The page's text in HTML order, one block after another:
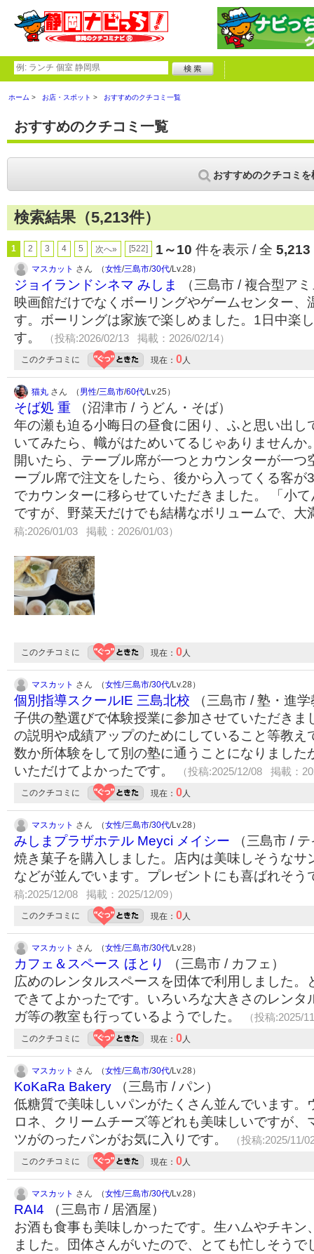
ホーム お店・スポット おすすめのクチコミ一覧
おすすめのクチコミ一覧
おすすめのクチコミを
検索結果（5,213件）
1 2 3 4 5 次へ» [522] 1～10 件を表示 / 全 5,213
マスカット さん （女性/三島市/30代/Lv.28）
ジョイランドシネマ みしま
（三島市 / 複合型ア
映画館だけでなくボーリングやゲームセンター、
す。ボーリングは家族で楽しめました。1日中楽
す。
（投稿:2026/02/13 掲載：2026/02/14）
このクチコミに 現在： 0人
猫丸 さん （ 男性/三島市/60代/Lv.25）
そば処 重 （沼津市 / うどん・そば）
年の瀬も迫る小晦日の昼食に困り、ふと思い出し
いてみたら、幟がはためいてるじゃありませんか
開いたら、テーブル席が一つとカウンターが一つ
ーブル席で注文をしたら、後から入ってくる客が
でカウンターに移らせていただきました。 「小
ですが、野菜天だけでも結構なボリュームで、
稿:2026/01/03 掲載：2026/01/03）
このクチコミに 現在： 0人
マスカット さん （女性/三島市/30代/Lv.28）
個別指導スクールIE 三島北校 （三島市 / 塾・進
子供の塾選びで体験授業に参加させていただきま
の説明や成績アップのためにしていること等教え
数か所体験をして別の塾に通うことになりました
いただけてよかったです。
（投稿:2025/12/08 掲載：
このクチコミに 現在： 0人
マスカット さん （女性/三島市/30代/Lv.28）
みしまプラザホテル Meyci メイシー （三島市 /
焼き菓子を購入しました。店内は美味しそうなサ
などが並んでいます。プレゼントにも喜ばれそう
稿:2025/12/08 掲載：2025/12/09）
このクチコミに 現在： 0人
マスカット さん （女性/三島市/30代/Lv.28）
カフェ＆スペース ほとり
（三島市 / カフェ）
広めのレンタルスペースを団体で利用しました。
できてよかったです。いろいろな大きさのレンタ
ガ等の教室も行っているようでした。
（投稿:2025/
このクチコミに 現在： 0人
マスカット さん （女性/三島市/30代/Lv.28）
KoKaRa Bakery （三島市 / パン）
低糖質で美味しいパンがたくさん並んでいます。
ロネ、クリームチーズ等どれも美味しいですが、
ツがのったパンがお気に入りです。
（投稿:2025/11/
このクチコミに 現在： 0人
マスカット さん （女性/三島市/30代/Lv.28）
RAI4 （三島市 / 居酒屋）
お酒も食事も美味しかったです。生ハムやチキン
ました。団体さんがいたので、とても忙しそうで